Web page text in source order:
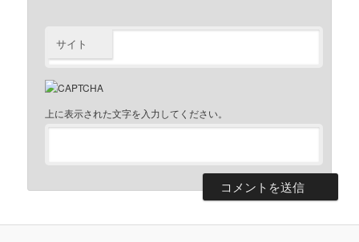
サイト
上に表示された文字を入力してください。